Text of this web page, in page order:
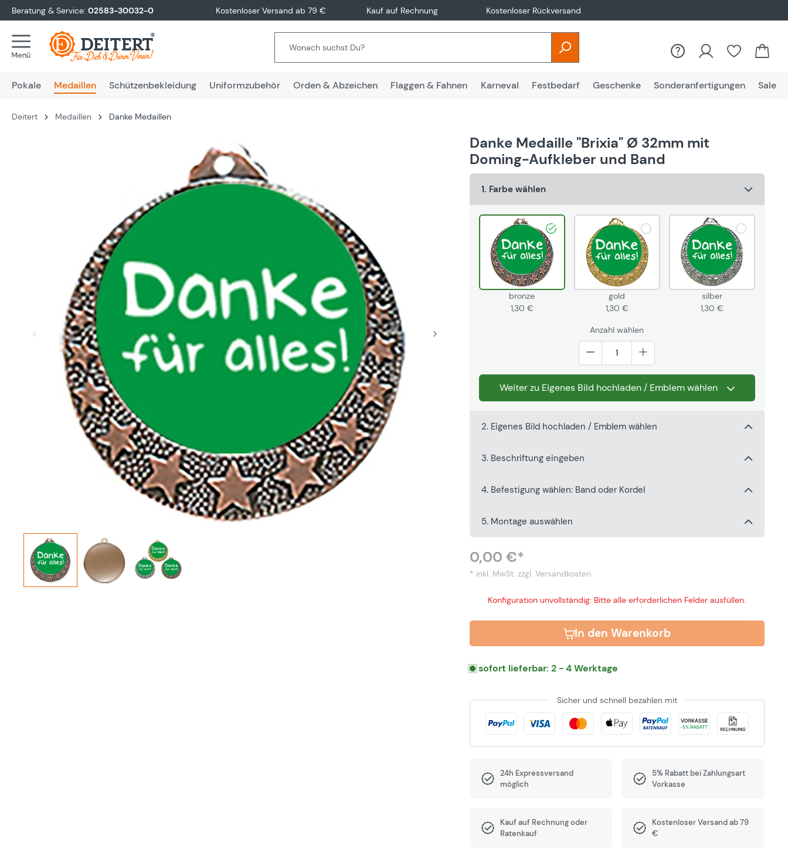
Zur Hauptnavigation springen
Beratung & Service: 02583-30032-0 Kostenloser Versand ab 79 € Kauf auf Rechnung Kostenloser Rückversand
Du hast 0
Pokale Medaillen Schützenbekleidung Uniformzubehör Orden & Abzeichen Flaggen & Fahnen Karneval Festbedarf Geschenke Sonderanfertigungen Sale
Deitert Medaillen Danke Medaillen
Danke Medaille "Brixia" Ø 32mm mit
Doming-Aufkleber und Band
1. Farbe wählen
bronze
1,30 €
gold
1,30 €
silber
1,30 €
Anzahl wählen
Weiter zu Eigenes Bild hochladen / Emblem wählen
2. Eigenes Bild hochladen / Emblem wählen
3. Beschriftung eingeben
4. Befestigung wählen: Band oder Kordel
5. Montage auswählen
0,00 €*
* inkl. MwSt. zzgl. Versandkosten
Konfiguration unvollständig: Bitte alle erforderlichen Felder ausfüllen.
In den Warenkorb
sofort lieferbar: 2 - 4 Werktage
Sicher und schnell bezahlen mit
24h Expressversand
möglich
5% Rabatt bei Zahlungsart
Vorkasse
Kauf auf Rechnung oder
Ratenkauf
Kostenloser Versand ab 79
€